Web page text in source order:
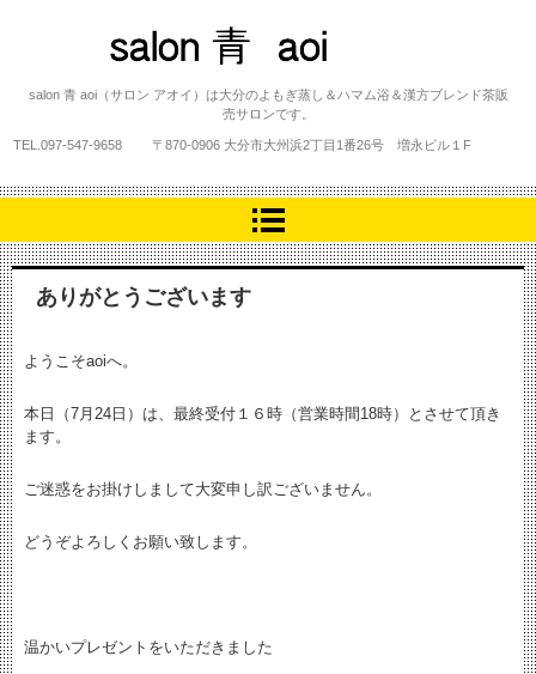
salon 青 aoi
salon 青 aoi（サロン アオイ）は大分のよもぎ蒸し＆ハマム浴＆漢方ブレンド茶販
売サロンです。
TEL. 097-547-9658 〒870-0906 大分市大州浜2丁目1番26号 増永ビル１F
ありがとうございます
ようこそaoiへ。
本日（7月24日）は、最終受付１６時（営業時間18時）とさせて頂き
ます。
ご迷惑をお掛けしまして大変申し訳ございません。
どうぞよろしくお願い致します。
温かいプレゼントをいただきました